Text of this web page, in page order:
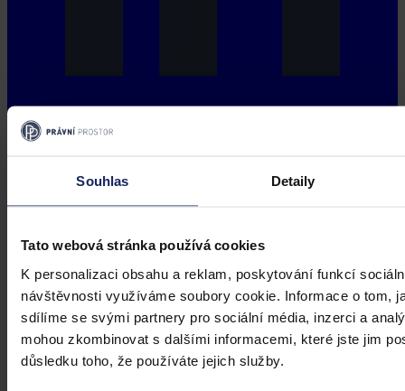
Souhlas Detaily
Tato webová stránka používá cookies
K personalizaci obsahu a reklam, poskytování funkcí
návštěvnosti využíváme soubory cookie. Informace o tom,
sdílíme se svými partnery pro sociální média, inzerci a
mohou zkombinovat s dalšími informacemi, které jste jim
důsledku toho, že používáte jejich služby.